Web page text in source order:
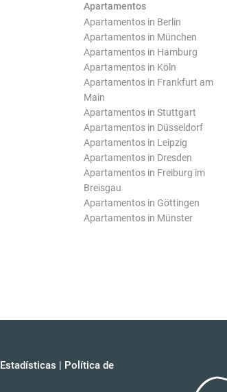
Apartamentos
Apartamentos in Berlin
Apartamentos in München
Apartamentos in Hamburg
Apartamentos in Köln
Apartamentos in Frankfurt am
Main
Apartamentos in Stuttgart
Apartamentos in Düsseldorf
Apartamentos in Leipzig
Apartamentos in Dresden
Apartamentos in Freiburg im
Breisgau
Apartamentos in Göttingen
Apartamentos in Münster
Estadísticas | Política de